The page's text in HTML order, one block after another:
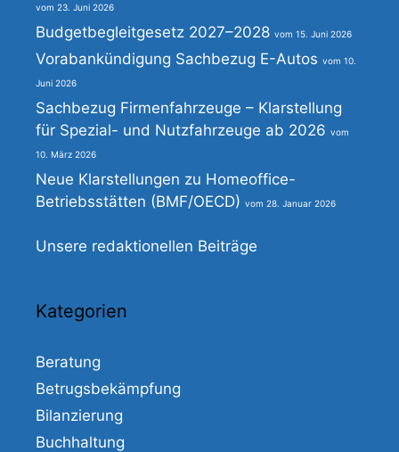
23. Juni 2026
Budgetbegleitgesetz 2027–2028 15. Juni 2026
Vorabankündigung Sachbezug E-Autos 10.
Juni 2026
Sachbezug Firmenfahrzeuge – Klarstellung
für Spezial- und Nutzfahrzeuge ab 2026
10. März 2026
Neue Klarstellungen zu Homeoffice-
Betriebsstätten (BMF/OECD)
28. Januar 2026
Unsere redaktionellen Beiträge
Kategorien
Beratung
Betrugsbekämpfung
Bilanzierung
Buchhaltung